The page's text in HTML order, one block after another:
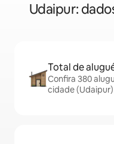
Udaipur:
Total de
Confira 380
cidade (Udaipur)